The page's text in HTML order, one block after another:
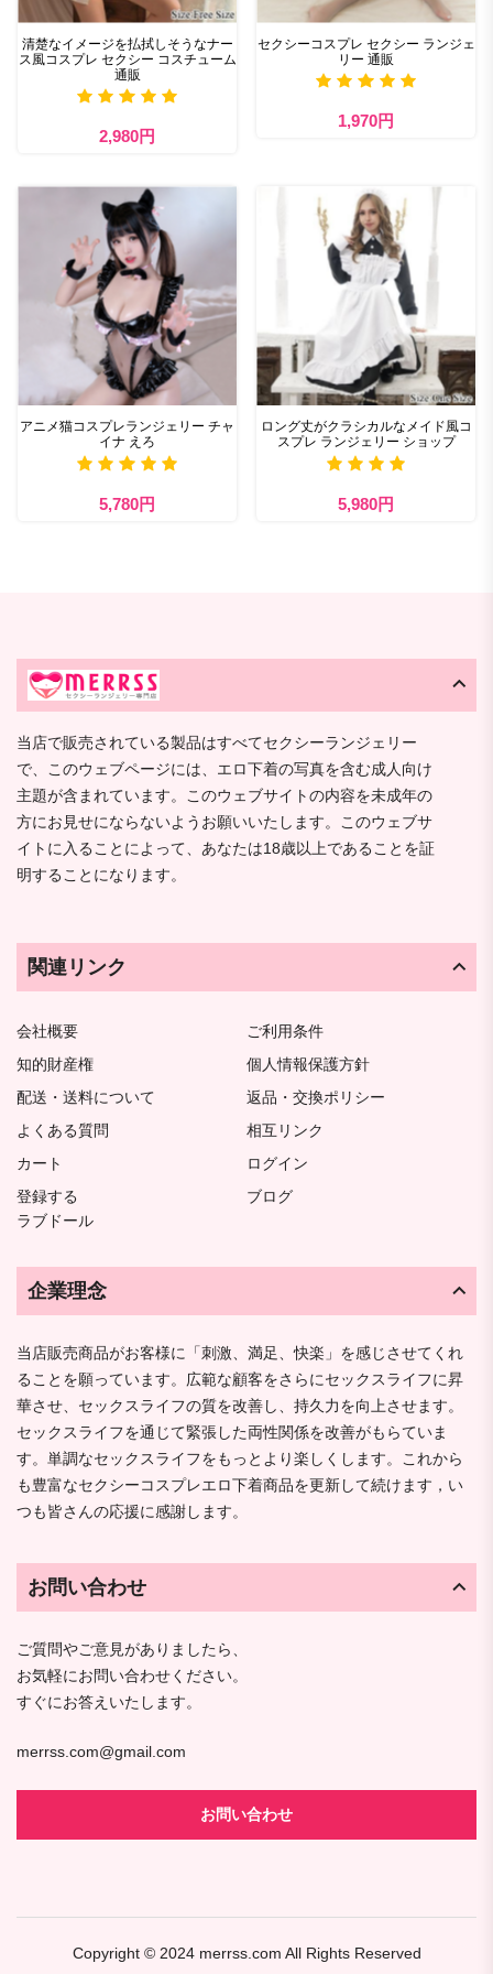
清楚なイメージを払拭しそうなナー
ス風コスプレ セクシー コスチューム
通販
2,980円
セクシーコスプレ セクシー ランジェ
リー 通販
1,970円
アニメ猫コスプレランジェリー チャ
イナ えろ
5,780円
ロング丈がクラシカルなメイド風コ
スプレ ランジェリー ショップ
5,980円
当店で販売されている製品はすべてセクシーランジェリー
で、このウェブページには、エロ下着の写真を含む成人向け
主題が含まれています。このウェブサイトの内容を未成年の
方にお見せにならないようお願いいたします。このウェブサ
イトに入ることによって、あなたは18歳以上であることを証
明することになります。
関連リンク
会社概要
ご利用条件
知的財産権
個人情報保護方針
配送・送料について
返品・交換ポリシー
よくある質問
相互リンク
カート
ログイン
登録する
ブログ
ラブドール
企業理念
当店販売商品がお客様に「刺激、満足、快楽」を感じさせてくれ
ることを願っています。広範な顧客をさらにセックスライフに昇
華させ、セックスライフの質を改善し、持久力を向上させます。
セックスライフを通じて緊張した両性関係を改善がもらていま
す。単調なセックスライフをもっとより楽しくします。これから
も豊富なセクシーコスプレエロ下着商品を更新して続けます，い
つも皆さんの応援に感謝します。
お問い合わせ
ご質問やご意見がありましたら、
お気軽にお問い合わせください。
すぐにお答えいたします。
merrss.com@gmail.com
お問い合わせ
Copyright © 2024 merrss.com All Rights Reserved